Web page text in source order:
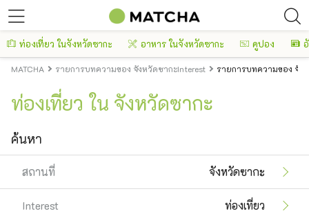
ท่องเที่ยว ในจังหวัดซากะ อาหาร ในจังหวัดซากะ คูปอง
MATCHA รายการบทความของ จังหวัดซากะInterest รายการบทความของ จัง
ท่องเที่ยว ใน จังหวัดซากะ
ค้นหา
สถานที่ จังหวัดซากะ
Interest ท่องเที่ยว